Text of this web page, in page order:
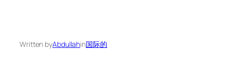
Written byAbdullahin国际的